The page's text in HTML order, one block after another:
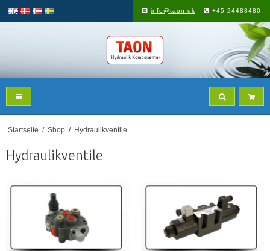
info@taon.dk +45 24488480
Startseite / Shop / Hydraulikventile
Hydraulikventile